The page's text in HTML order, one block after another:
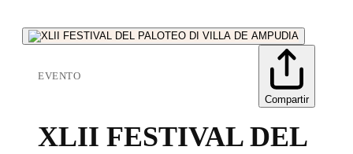
EVENTO
Compartir
XLII FESTIVAL DEL